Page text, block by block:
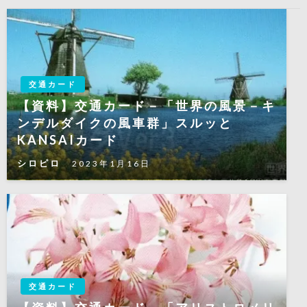
ン
交通カード
【資料】交通カード－「世界の風景－キ
ンデルダイクの風車群」スルッと
KANSAIカード
シロピロ 2023年1月16日
交通カード